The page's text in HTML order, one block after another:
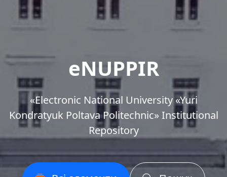
eNUPPIR
«Еlectronic National University «Yuri
Kondratyuk Poltava Politechnic» Institutional
Repository